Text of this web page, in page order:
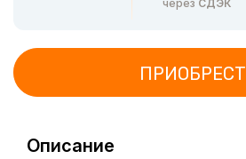
через СДЭК
Описание